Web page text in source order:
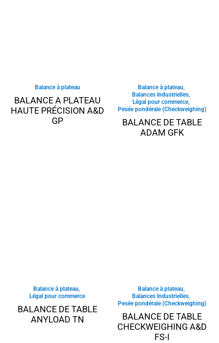
Balance à plateau
BALANCE A PLATEAU
HAUTE PRÉCISION A&D
GP
Balance à plateau,
Balances Industrielles,
Légal pour commerce,
Pesée pondérale (Checkweighing)
BALANCE DE TABLE
ADAM GFK
Balance à plateau,
Légal pour commerce
BALANCE DE TABLE
ANYLOAD TN
Balance à plateau,
Balances Industrielles,
Pesée pondérale (Checkweighing)
BALANCE DE TABLE
CHECKWEIGHING A&D
FS-I